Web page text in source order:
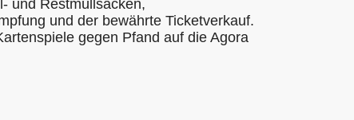
und Restmüllsäcken,
und der bewährte Ticketverkauf.
gegen Pfand auf die Agora